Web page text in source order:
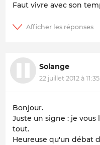
Faut vivre avec son
Solange
22 juillet 2012 à
Bonjour.
Juste un signe : je vous
tout.
Heureuse qu'un débat